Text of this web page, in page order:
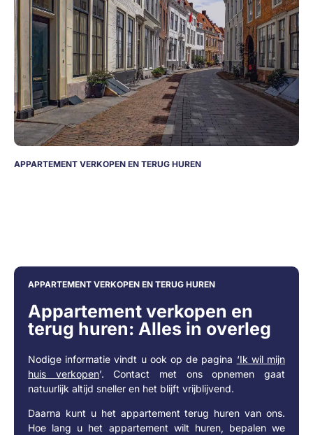
APPARTEMENT VERKOPEN EN TERUG HUREN
APPARTEMENT VERKOPEN EN TERUG HUREN
Appartement verkopen en
terug huren: Alles in overleg
Nodige informatie vindt u ook op de pagina ‘Ik wil mijn
huis verkopen’. Contact met ons opnemen gaat
natuurlijk altijd sneller en het blijft vrijblijvend.
Daarna kunt u het appartement terug huren van ons.
Hoe lang u het appartement wilt huren, bepalen we